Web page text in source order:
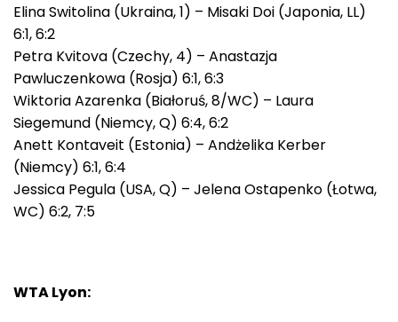
Elina Switolina (Ukraina, 1) – Misaki Doi (Japonia, LL)
6:1, 6:2
Petra Kvitova (Czechy, 4) – Anastazja
Pawluczenkowa (Rosja) 6:1, 6:3
Wiktoria Azarenka (Białoruś, 8/WC) – Laura
Siegemund (Niemcy, Q) 6:4, 6:2
Anett Kontaveit (Estonia) – Andżelika Kerber
(Niemcy) 6:1, 6:4
Jessica Pegula (USA, Q) – Jelena Ostapenko (Łotwa,
WC) 6:2, 7:5
WTA Lyon: